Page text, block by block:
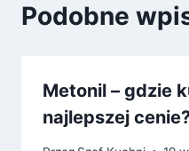
Podobne
Metonil – gdzie
najlepszej